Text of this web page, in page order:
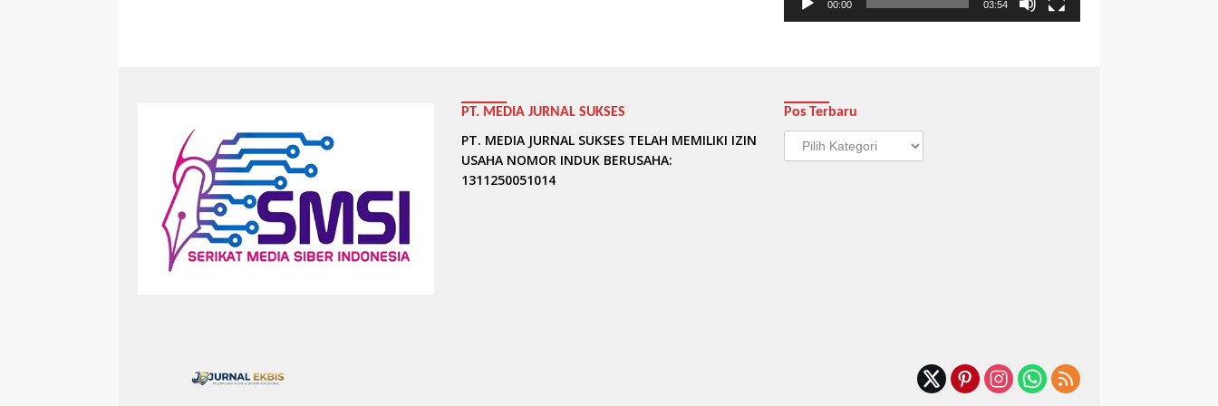
00:00 03:54
PT. MEDIA JURNAL SUKSES
PT. MEDIA JURNAL SUKSES TELAH MEMILIKI IZIN
USAHA NOMOR INDUK BERUSAHA:
1311250051014
Pos Terbaru
Pos
Terbaru